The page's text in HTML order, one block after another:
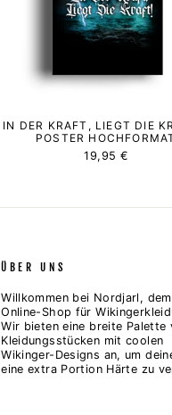
IN DER KRAFT, LIEGT DIE
POSTER
19,95 €
ÜBER UNS
Willkommen bei Nordjarl, dem
Online-Shop für
Wir bieten eine breite Palette
Kleidungsstücken mit coolen
Wikinger-Designs an, um
eine extra Portion Härte zu